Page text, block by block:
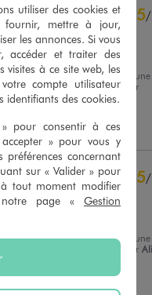
5/
Avis vérifié et récompensé
Ravi
Avis du07/04/2026 , suite à une
expérience du
19/03/2026
par
Marielle L.
Utile (0) Signaler
5/
Avis vérifié et récompensé
Avis du27/02/2026 , suite à une
par
Utile(0) Signaler
utiliser des cookies et
fournir, mettre à jour,
les annonces. Si vous
accéder et traiter des
visites à ce site web, les
compte utilisateur
identifiants des cookies.
pour consentir à ces
» pour vous y
préférences concernant
sur « Valider » pour
tout moment modifier
notre page « Gestion